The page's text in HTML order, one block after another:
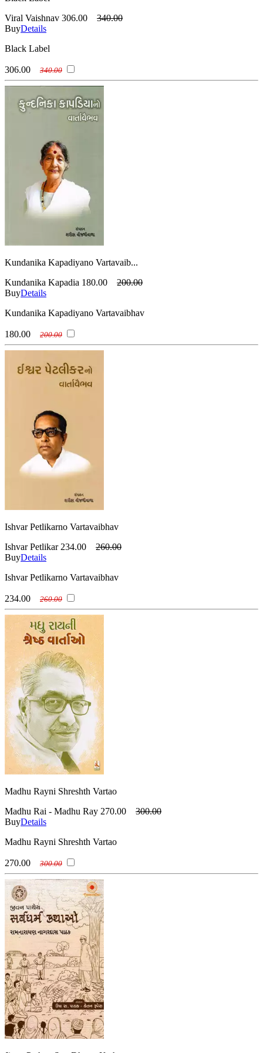
Viral Vaishnav 306.00
340.00
BuyDetails
Black Label
306.00 340.00
Kundanika Kapadiyano Vartavaib...
Kundanika Kapadia 180.00
200.00
BuyDetails
Kundanika Kapadiyano Vartavaibhav
180.00 200.00
Ishvar Petlikarno Vartavaibhav
Ishvar Petlikar 234.00
260.00
BuyDetails
Ishvar Petlikarno Vartavaibhav
234.00 260.00
Madhu Rayni Shreshth Vartao
Madhu Rai - Madhu Ray 270.00
300.00
BuyDetails
Madhu Rayni Shreshth Vartao
270.00 300.00